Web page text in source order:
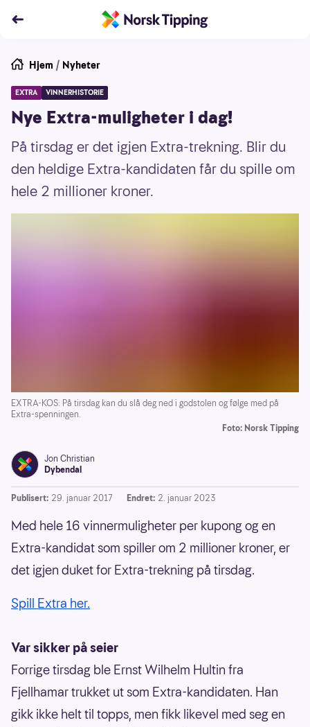
Hjem / Nyheter
EXTRA VINNERHISTORIE
Nye Extra-muligheter i dag!
På tirsdag er det igjen Extra-trekning. Blir du
den heldige Extra-kandidaten får du spille om
hele 2 millioner kroner.
EXTRA-KOS: På tirsdag kan du slå deg ned i godstolen og følge med på
Extra-spenningen.
Foto: Norsk Tipping
Jon Christian
Dybendal
Publisert: 29. januar 2017 Endret: 2. januar 2023
Med hele 16 vinnermuligheter per kupong og en
Extra-kandidat som spiller om 2 millioner kroner, er
det igjen duket for Extra-trekning på tirsdag.
Spill Extra her.
Var sikker på seier
Forrige tirsdag ble Ernst Wilhelm Hultin fra
Fjellhamar trukket ut som Extra-kandidaten. Han
gikk ikke helt til topps, men fikk likevel med seg en